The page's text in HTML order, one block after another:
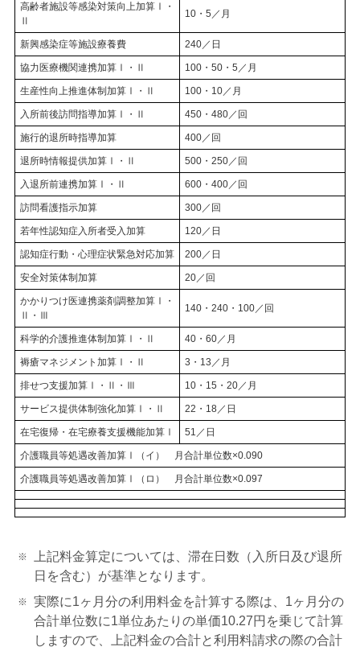
高齢者施設等感染対策向上加算Ⅰ・
Ⅱ
10・5／月
新興感染症等施設療養費 240／日
協力医療機関連携加算Ⅰ・Ⅱ 100・50・5／月
生産性向上推進体制加算Ⅰ・Ⅱ 100・10／月
入所前後訪問指導加算Ⅰ・Ⅱ 450・480／回
施行的退所時指導加算 400／回
退所時情報提供加算Ⅰ・Ⅱ 500・250／回
入退所前連携加算Ⅰ・Ⅱ 600・400／回
訪問看護指示加算 300／回
若年性認知症入所者受入加算 120／日
認知症行動・心理症状緊急対応加算 200／日
安全対策体制加算 20／回
かかりつけ医連携薬剤調整加算Ⅰ・
Ⅱ・Ⅲ
140・240・100／回
科学的介護推進体制加算Ⅰ・Ⅱ 40・60／月
褥瘡マネジメント加算Ⅰ・Ⅱ 3・13／月
排せつ支援加算Ⅰ・Ⅱ・Ⅲ 10・15・20／月
サービス提供体制強化加算Ⅰ・Ⅱ 22・18／日
在宅復帰・在宅療養支援機能加算Ⅰ 51／日
介護職員等処遇改善加算Ⅰ（イ） 月合計単位数×0.090
介護職員等処遇改善加算Ⅰ（ロ） 月合計単位数×0.097
上記料金算定については、滞在日数（入所日及び退所
日を含む）が基準となります。
実際に1ヶ月分の利用料金を計算する際は、1ヶ月分の
合計単位数に1単位あたりの単価10.27円を乗じて計算
しますので、上記料金の合計と利用料請求の際の合計